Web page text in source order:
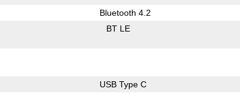
Bluetooth 4.2
BT LE
USB Type C